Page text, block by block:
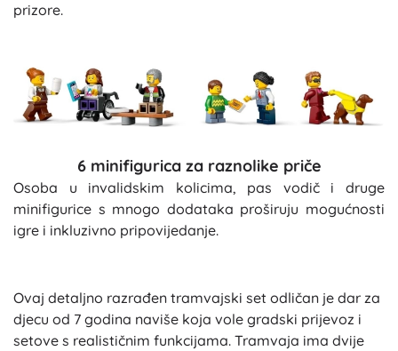
prizore.
6 minifigurica za raznolike priče
Osoba u invalidskim kolicima, pas vodič i druge
minifigurice s mnogo dodataka proširuju mogućnosti
igre i inkluzivno pripovijedanje.
Ovaj detaljno razrađen tramvajski set odličan je dar za
djecu od 7 godina naviše koja vole gradski prijevoz i
setove s realističnim funkcijama. Tramvaja ima dvije